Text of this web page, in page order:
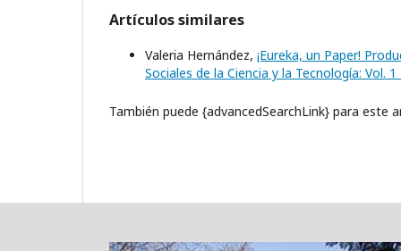
Artículos similares
Valeria Hernández, ¡Eureka, un Paper!
Sociales de la Ciencia y la Tecnología: Vol. 1
También puede {advancedSearchLink} para este